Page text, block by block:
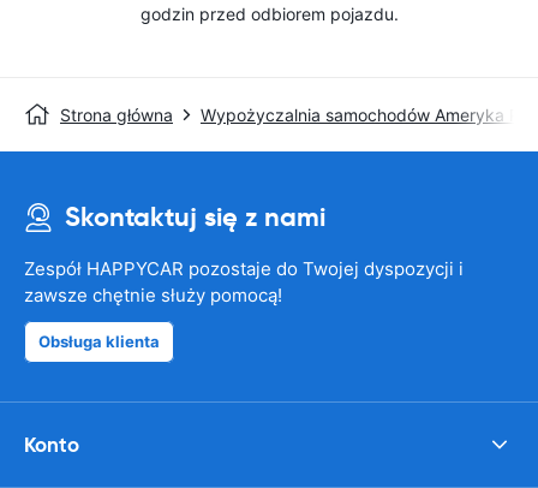
godzin przed odbiorem pojazdu.
Strona główna Wypożyczalnia samochodów Ameryka
Skontaktuj się z nami
Zespół HAPPYCAR pozostaje do Twojej dyspozycji i
zawsze chętnie służy pomocą!
Obsługa klienta
Konto